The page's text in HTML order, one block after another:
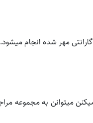
مهر شده انجام میشود.
میتوانن به مجموعه